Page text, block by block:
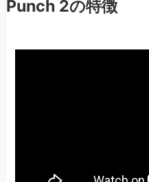
Punch 2の特徴